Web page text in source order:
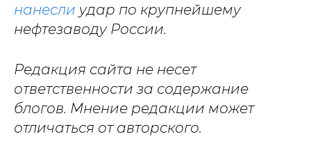
нанесли удар по крупнейшему
нефтезаводу России.
Редакция сайта не несет
ответственности за содержание
блогов. Мнение редакции может
отличаться от авторского.